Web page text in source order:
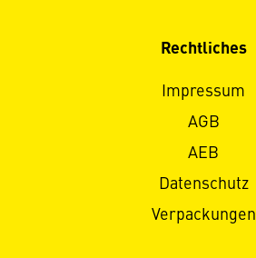
Rechtliches
Impressum
AGB
AEB
Datenschutz
Verpackungen